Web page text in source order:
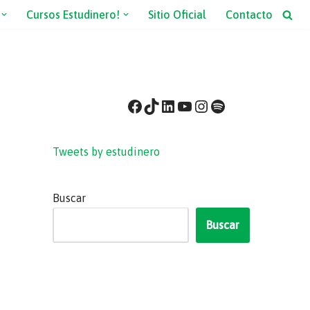
Cursos Estudinero! Sitio Oficial Contacto
Tweets by estudinero
Buscar
Buscar